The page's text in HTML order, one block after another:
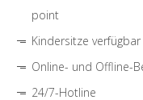
point
Kindersitze
Online- und Offline-
24/7-Hotline